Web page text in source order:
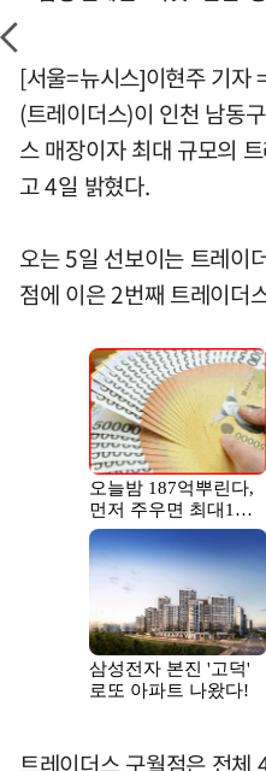
[서울=뉴시스]이현주 기자
(트레이더스)이 인천 남동
스 매장이자 최대 규모의
고 4일 밝혔다.
오는 5일 선보이는 트레이
점에 이은 2번째 트레이더
트레이더스 구월점은 전